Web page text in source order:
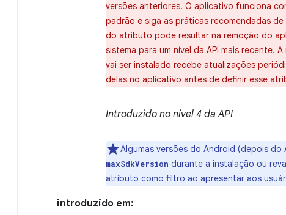
versões anteriores. O aplicativo funciona
padrão e siga as práticas recomendadas
do atributo pode resultar na remoção do
sistema para um nível da API mais recente.
vai ser instalado recebe atualizações
delas no aplicativo antes de definir esse
Introduzido no nível 4 da API
Algumas versões do Android (depois
maxSdkVersion durante a instalação ou
atributo como filtro ao apresentar aos
introduzido em: